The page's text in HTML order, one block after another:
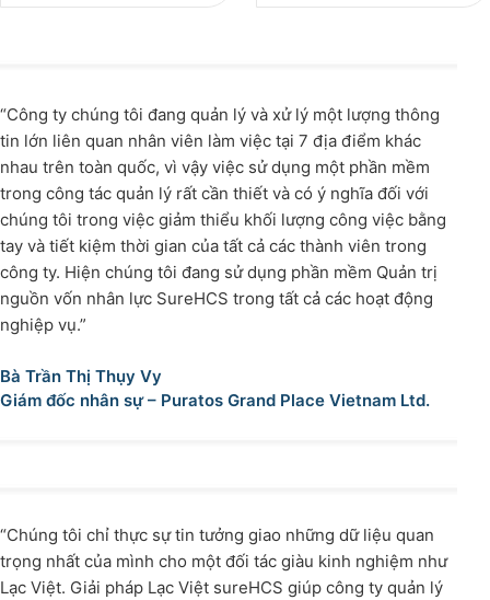
“Công ty chúng tôi đang quản lý và xử lý một lượng thông
tin lớn liên quan nhân viên làm việc tại 7 địa điểm khác
nhau trên toàn quốc, vì vậy việc sử dụng một phần mềm
trong công tác quản lý rất cần thiết và có ý nghĩa đối với
chúng tôi trong việc giảm thiểu khối lượng công việc bằng
tay và tiết kiệm thời gian của tất cả các thành viên trong
công ty. Hiện chúng tôi đang sử dụng phần mềm Quản trị
nguồn vốn nhân lực SureHCS trong tất cả các hoạt động
nghiệp vụ.”
Bà Trần Thị Thụy Vy
Giám đốc nhân sự – Puratos Grand Place Vietnam Ltd.
“Chúng tôi chỉ thực sự tin tưởng giao những dữ liệu quan
trọng nhất của mình cho một đối tác giàu kinh nghiệm như
Lạc Việt. Giải pháp Lạc Việt sureHCS giúp công ty quản lý